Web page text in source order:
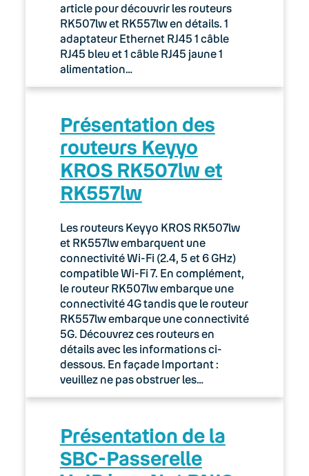
article pour découvrir les routeurs
RK507lw et RK557lw en détails. 1
adaptateur Ethernet RJ45 1 câble
RJ45 bleu et 1 câble RJ45 jaune 1
alimentation…
Présentation des
routeurs Keyyo
KROS RK507lw et
RK557lw
Les routeurs Keyyo KROS RK507lw
et RK557lw embarquent une
connectivité Wi-Fi (2.4, 5 et 6 GHz)
compatible Wi-Fi 7. En complément,
le routeur RK507lw embarque une
connectivité 4G tandis que le routeur
RK557lw embarque une connectivité
5G. Découvrez ces routeurs en
détails avec les informations ci-
dessous. En façade Important :
veuillez ne pas obstruer les…
Présentation de la
SBC-Passerelle